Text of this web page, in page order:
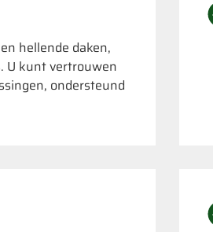
hellende daken,
U kunt vertrouwen
ondersteund